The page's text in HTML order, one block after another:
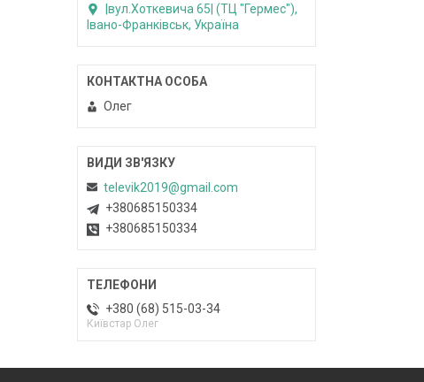
|вул.Хоткевича 65| (ТЦ "Гермес"),
Івано-Франківськ, Україна
Олег
televik2019@gmail.com
+380685150334
+380685150334
+380 (68) 515-03-34
Київстар Олег